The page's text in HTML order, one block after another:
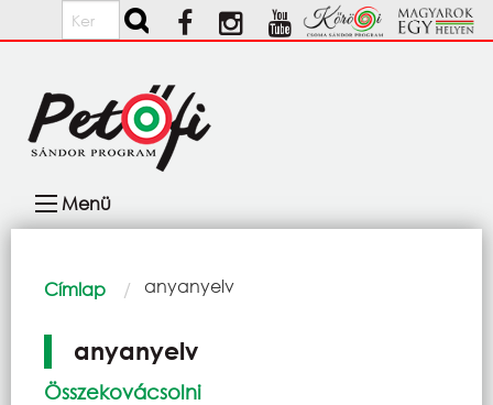
Ugrás a tartalomra
Keresés
navigáció
Menü
Morzsa
Címlap Current:
anyanyelv
anyanyelv
Összekovácsolni